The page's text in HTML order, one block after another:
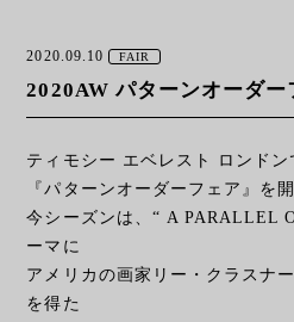
2020.09.10 FAIR
2020AW パターンオーダー
ティモシー エベレスト ロンドン
『パターンオーダーフェア』を
今シーズンは、“ A PARALLEL
ーマに
アメリカの画家リー・クラスナ
を得た